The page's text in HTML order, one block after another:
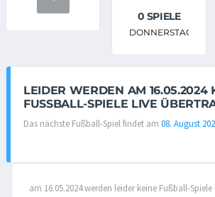
0 SPIELE
DONNERSTAG
LEIDER WERDEN AM 16.05.2024
FUSSBALL-SPIELE LIVE
Das nächste Fußball-Spiel findet am 08. August
am 16.05.2024 werden leider keine Fußball-